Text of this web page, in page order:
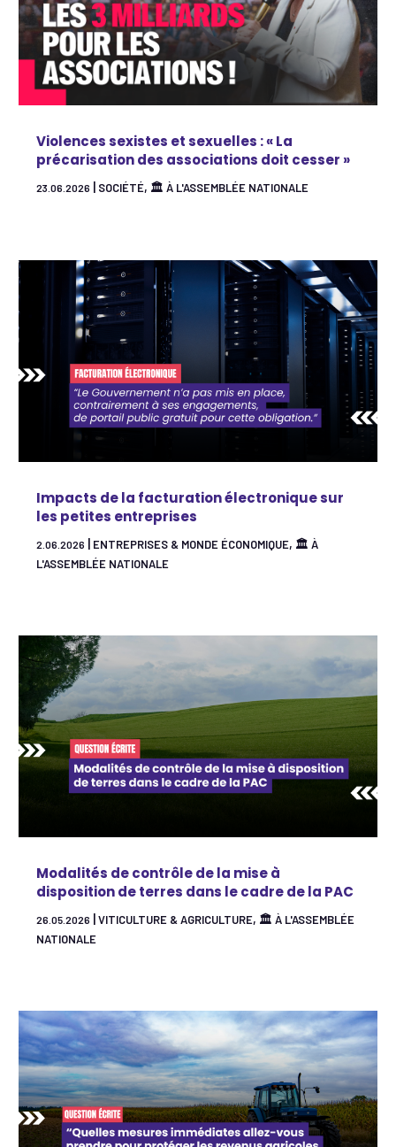
Violences sexistes et sexuelles : « La
précarisation des associations doit cesser »
23.06.2026 SOCIÉTÉ, 🏛 À L'ASSEMBLÉE NATIONALE
Impacts de la facturation électronique sur
les petites entreprises
2.06.2026 ENTREPRISES & MONDE ÉCONOMIQUE, 🏛 À
L'ASSEMBLÉE NATIONALE
Modalités de contrôle de la mise à
disposition de terres dans le cadre de la PAC
26.05.2026 |VITICULTURE & AGRICULTURE, 🏛 À L'ASSEMBLÉE
NATIONALE